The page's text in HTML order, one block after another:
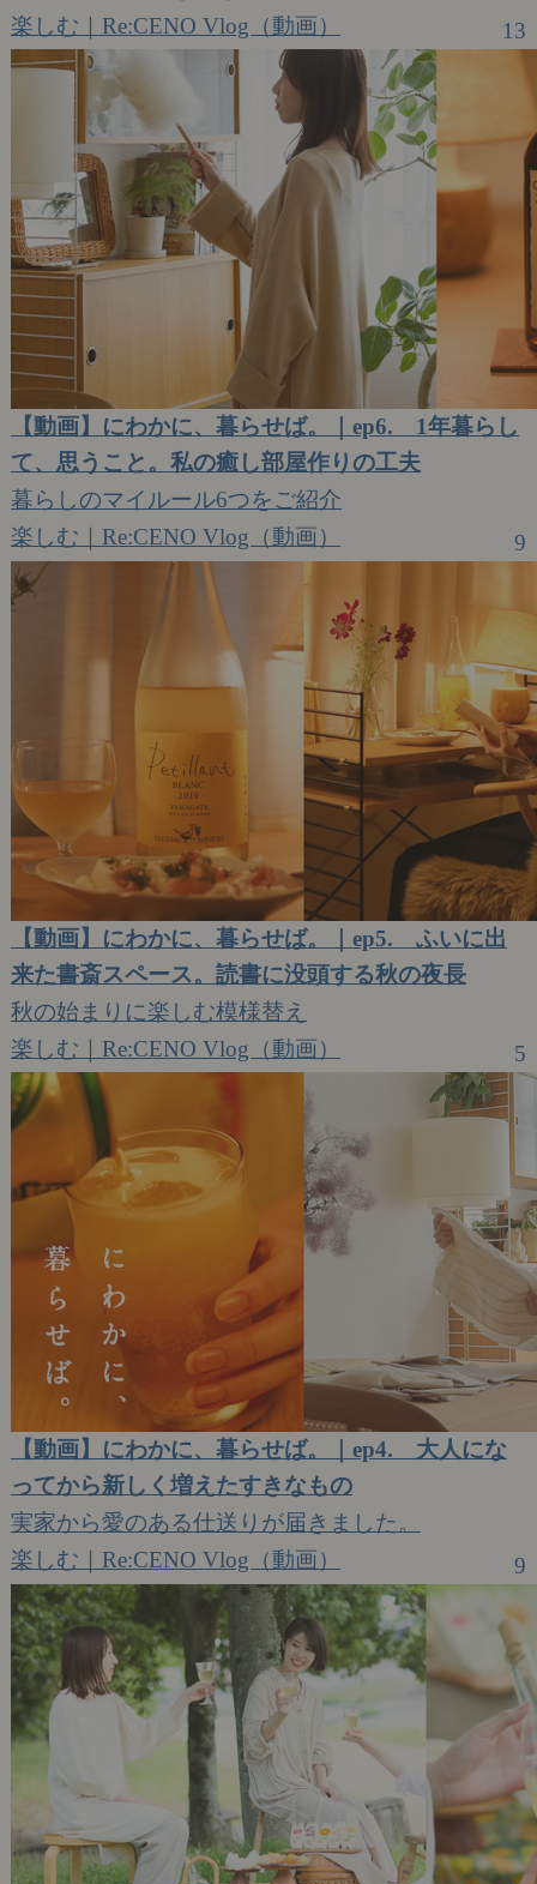
楽しむ｜Re:CENO Vlog（動画）
13
【動画】にわかに、暮らせば。｜ep6. 1年暮らし
て、思うこと。私の癒し部屋作りの工夫
暮らしのマイルール6つをご紹介
楽しむ｜Re:CENO Vlog（動画）
9
【動画】にわかに、暮らせば。｜ep5. ふいに出
来た書斎スペース。読書に没頭する秋の夜長
秋の始まりに楽しむ模様替え
楽しむ｜Re:CENO Vlog（動画）
5
【動画】にわかに、暮らせば。｜ep4. 大人にな
ってから新しく増えたすきなもの
実家から愛のある仕送りが届きました。
楽しむ｜Re:CENO Vlog（動画）
9